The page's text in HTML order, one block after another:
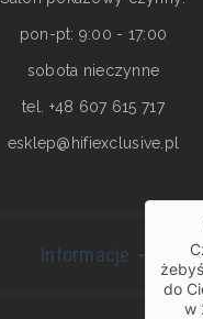
pon-pt: 9:00 - 17:00
sobota nieczynne
tel. +48 607 615 717
esklep@hifiexclusive.pl
Informacje
do
w